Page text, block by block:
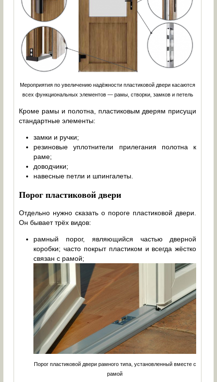
Мероприятия по увеличению надёжности пластиковой двери касаются
всех функциональных элементов — рамы, створки, замков и петель
Кроме рамы и полотна, пластиковым дверям присущи
стандартные элементы:
замки и ручки;
резиновые уплотнители прилегания полотна к
раме;
доводчики;
навесные петли и шпингалеты.
Порог пластиковой двери
Отдельно нужно сказать о пороге пластиковой двери.
Он бывает трёх видов:
рамный порог, являющийся частью дверной
коробки; часто покрыт пластиком и всегда жёстко
связан с рамой;
Порог пластиковой двери рамного типа, установленный вместе с
рамой